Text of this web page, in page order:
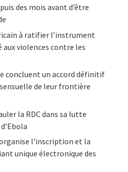
des mois avant d’être
à ratifier l’instrument
violences contre les
concluent un accord définitif
de leur frontière
la RDC dans sa lutte
l’inscription et la
unique électronique des